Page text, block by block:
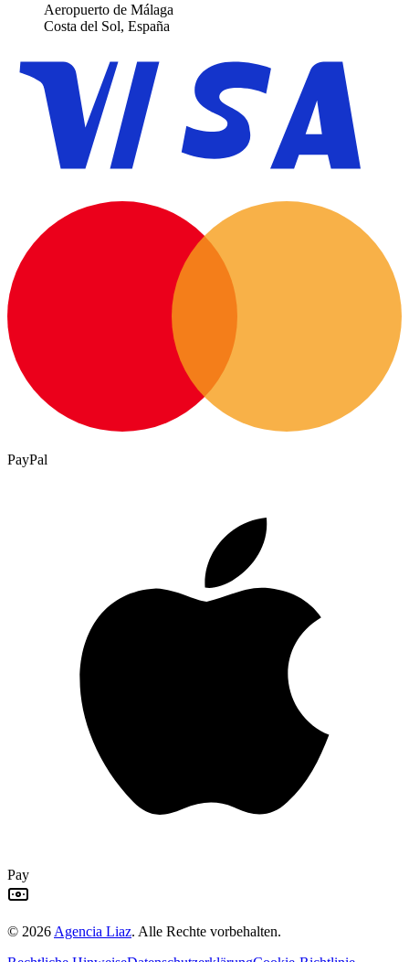
Aeropuerto de Málaga
Costa del Sol, España
PayPal
Pay
© 2026 Agencia Liaz. Alle Rechte vorbehalten.